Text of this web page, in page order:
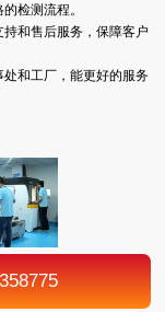
的检测流程。
和售后服务，保障客户
和工厂，能更好的服务